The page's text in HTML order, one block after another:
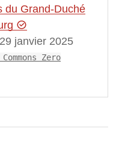
du Grand-Duché
janvier 2025
Zero